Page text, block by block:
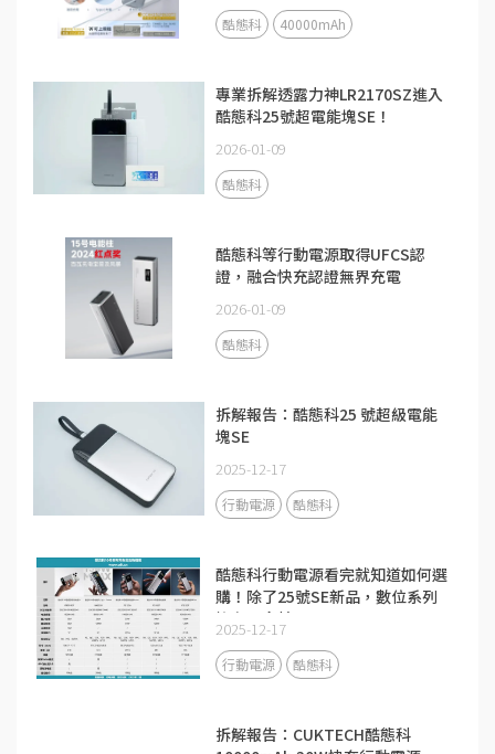
酷態科 40000mAh
專業拆解透露力神LR2170SZ進入
酷態科25號超電能塊SE！
2026-01-09
酷態科
酷態科等行動電源取得UFCS認
證，融合快充認證無界充電
2026-01-09
酷態科
拆解報告：酷態科25 號超級電能
塊SE
2025-12-17
行動電源 酷態科
酷態科行動電源看完就知道如何選
購！除了25號SE新品，數位系列
擁有更多精品
2025-12-17
行動電源 酷態科
拆解報告：CUKTECH酷態科